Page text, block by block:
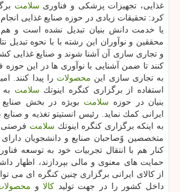
غذایی، تجهیزات پزشكی و فناوری سلامت
كرد: تحقیقات زیادی در حوزه صنایع غذایی
یا خدمت دانش بنیان تبدیل نشده است و هم
محققین و نوآوران این رشته با با نحوه تبدیل
و تجاری سازی آن آشنا شوند و صنایع غذایی
كنند تا ضمن آشنایی با نوآوری ها در این
به تجاری سازی این محصولات را پیدا كنند.
استفاده از برگزاری كنگره اینوتك سلامت
بنیان در حوزه سلامت بویژه در بخش صنایع
ایرانی كمك نماید. رئیس انستیتو تغذیه و
به اینكه برگزاری كنگره اینوتك سلامت فرصتی
متخصصین وًصاحبان صنایع و دانشجویان دارای
كنار هم با انتقال تجربیات خود به توسعه
حمایت های معنوی و مالی بپردازند، اظهار
از كالای ایرانی برگزاری چنین كنگره ای می
داخل كشور را در جهت تولید كالاو